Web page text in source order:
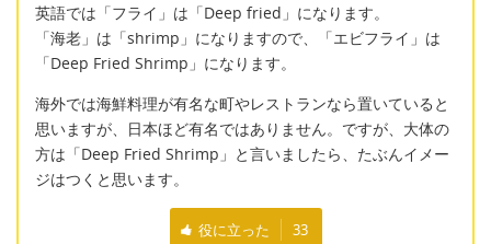
英語では「フライ」は「Deep fried」になります。
「海老」は「shrimp」になりますので、「エビフライ」は
「Deep Fried Shrimp」になります。
海外では海鮮料理が有名な町やレストランなら置いていると
思いますが、日本ほど有名ではありません。ですが、大体の
方は「Deep Fried Shrimp」と言いましたら、たぶんイメー
ジはつくと思います。
役に立った 33